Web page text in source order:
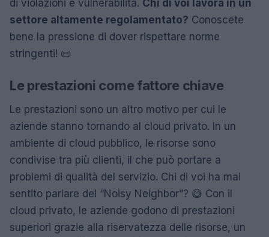
di violazioni e vulnerabilità. Chi di voi lavora in un
settore altamente regolamentato? Conoscete
bene la pressione di dover rispettare norme
stringenti! 📜
Le prestazioni come fattore chiave
Le prestazioni sono un altro motivo per cui le
aziende stanno tornando al cloud privato. In un
ambiente di cloud pubblico, le risorse sono
condivise tra più clienti, il che può portare a
problemi di qualità del servizio. Chi di voi ha mai
sentito parlare del “Noisy Neighbor”? 😅 Con il
cloud privato, le aziende godono di prestazioni
superiori grazie alla riservatezza delle risorse, un